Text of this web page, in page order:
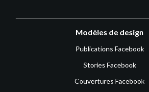
Modèles de design
Publications Facebook
Stories Facebook
Couvertures Facebook